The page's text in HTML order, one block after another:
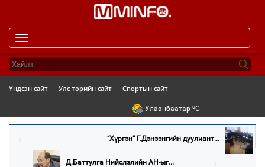
navigation
Үндсэн сайт Улс төрийн сайт Спортын сайт
Улаанбаатар oC
“Хүргэн” Г.Дэнзэнгийн дуулиант...
Д.Баттулга Нийслэлийн АН-ыг...